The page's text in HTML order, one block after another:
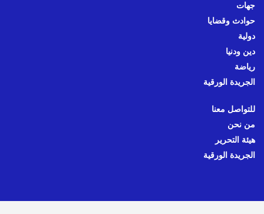
جهات
حوادث وقضايا
دولية
دين ودنيا
رياضة
الجريدة الورقية
للتواصل معنا
من نحن
هيئة التحرير
الجريدة الورقية